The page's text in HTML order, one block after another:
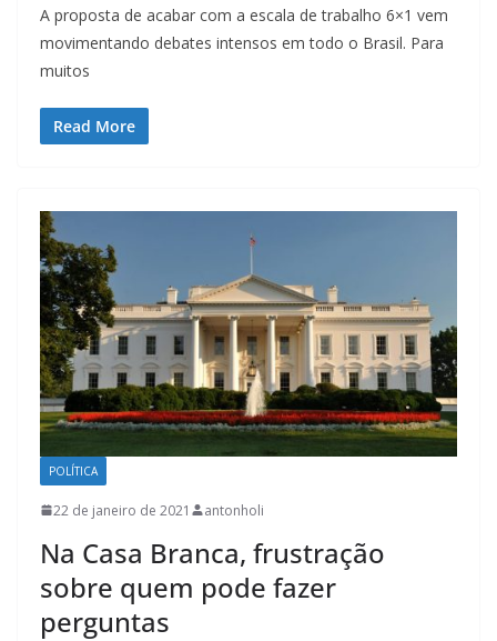
A proposta de acabar com a escala de trabalho 6×1 vem
movimentando debates intensos em todo o Brasil. Para
muitos
Read More
POLÍTICA
22 de janeiro de 2021 antonholi
Na Casa Branca, frustração
sobre quem pode fazer
perguntas